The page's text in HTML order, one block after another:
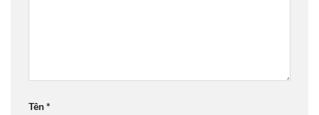
Tên*